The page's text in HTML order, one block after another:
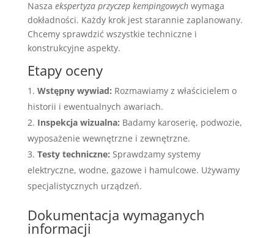
Nasza ekspertyza przyczep kempingowychwymaga
dokładności. Każdy krok jest starannie zaplanowany.
Chcemy sprawdzić wszystkie techniczne i
konstrukcyjne aspekty.
Etapy oceny
Wstępny wywiad: Rozmawiamy z właścicielem o
historii i ewentualnych awariach.
Inspekcja wizualna: Badamy karoserię, podwozie,
wyposażenie wewnętrzne i zewnętrzne.
Testy techniczne: Sprawdzamy systemy
elektryczne, wodne, gazowe i hamulcowe. Używamy
specjalistycznych urządzeń.
Dokumentacja wymaganych
informacji